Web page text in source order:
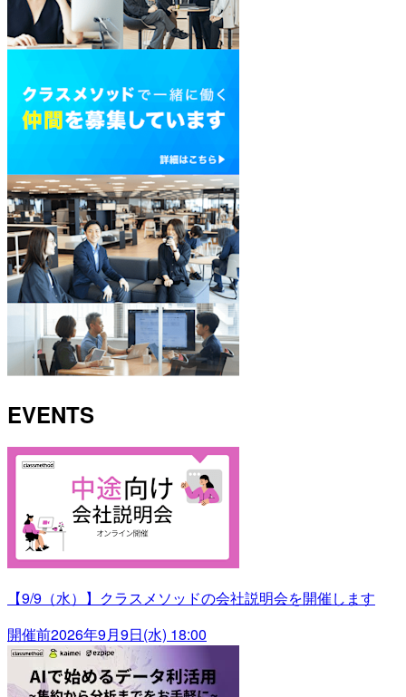
EVENTS
【9/9（水）】クラスメソッドの会社説明会を開催します
開催前2026年9月9日(水) 18:00